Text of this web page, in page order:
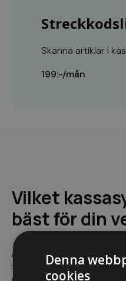
Skanna artiklar i
199:-/mån
Vilket
bäst för din
Är vår mobila kassa för
fler alternativ för dig som
Denna
cookies